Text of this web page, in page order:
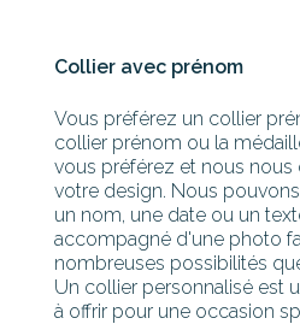
Collier avec prénom
Vous préférez un collier
collier prénom ou la
vous préférez et nous
votre design. Nous
un nom, une date ou un
accompagné d'une photo
nombreuses possibilités
Un collier personnalisé est
à offrir pour une occasion